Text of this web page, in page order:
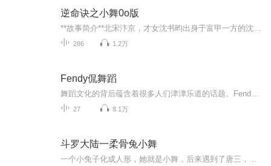
逆命诀之小舞0o版
286 1.2万
Fendy侃舞蹈
27 8.1万
斗罗大陆一柔骨兔小舞